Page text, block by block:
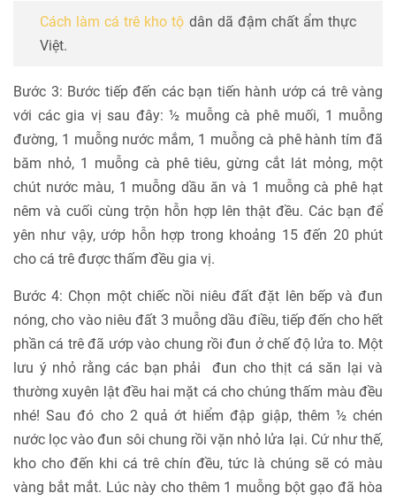
Cách làm cá trê kho tộ dân dã đậm chất ẩm thực
Việt.
Bước 3: Bước tiếp đến các bạn tiến hành ướp cá trê vàng
với các gia vị sau đây: ½ muỗng cà phê muối, 1 muỗng
đường, 1 muỗng nước mắm, 1 muỗng cà phê hành tím đã
băm nhỏ, 1 muỗng cà phê tiêu, gừng cắt lát mỏng, một
chút nước màu, 1 muỗng dầu ăn và 1 muỗng cà phê hạt
nêm và cuối cùng trộn hỗn hợp lên thật đều. Các bạn để
yên như vậy, ướp hỗn hợp trong khoảng 15 đến 20 phút
cho cá trê được thấm đều gia vị.
Bước 4: Chọn một chiếc nồi niêu đất đặt lên bếp và đun
nóng, cho vào niêu đất 3 muỗng dầu điều, tiếp đến cho hết
phần cá trê đã ướp vào chung rồi đun ở chế độ lửa to. Một
lưu ý nhỏ rằng các bạn phải đun cho thịt cá săn lại và
thường xuyên lật đều hai mặt cá cho chúng thấm màu đều
nhé! Sau đó cho 2 quả ớt hiểm đập giập, thêm ½ chén
nước lọc vào đun sôi chung rồi vặn nhỏ lửa lại. Cứ như thế,
kho cho đến khi cá trê chín đều, tức là chúng sẽ có màu
vàng bắt mắt. Lúc này cho thêm 1 muỗng bột gạo đã hòa